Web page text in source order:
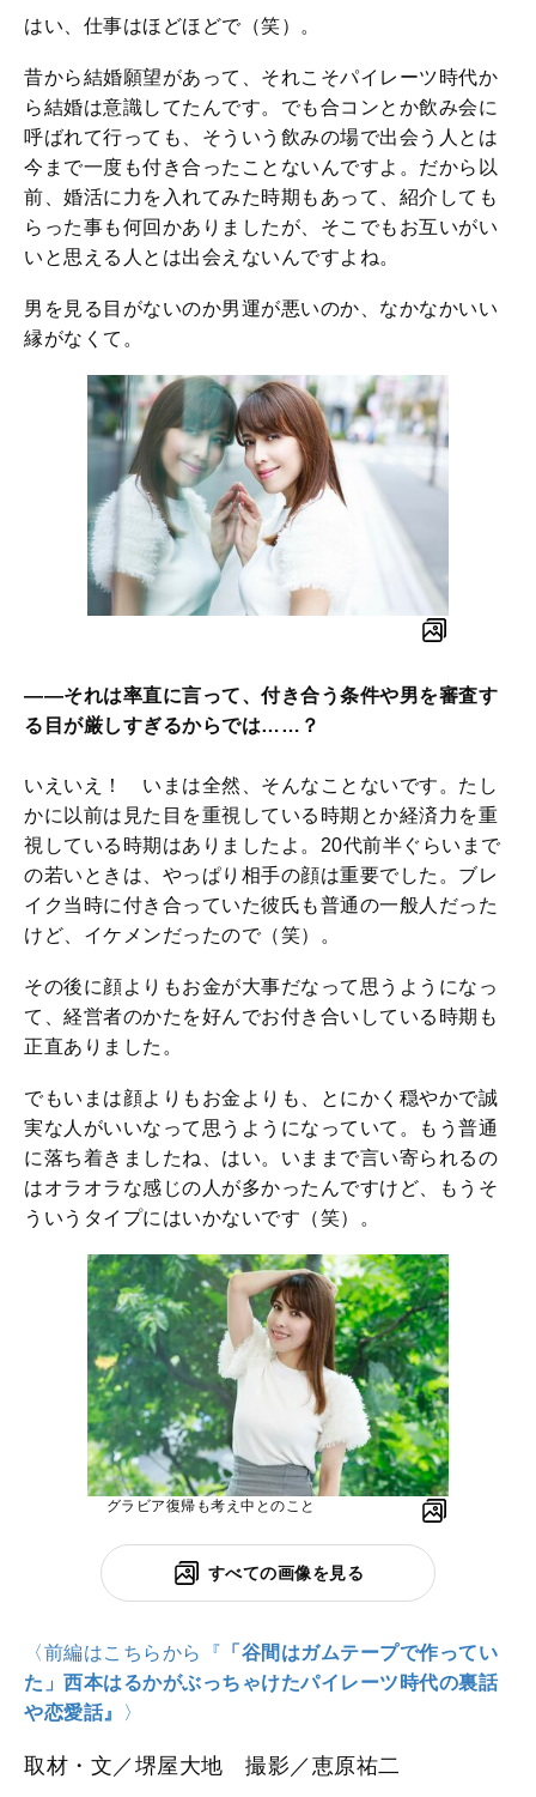
はい、仕事はほどほどで（笑）。
昔から結婚願望があって、それこそパイレーツ時代か
ら結婚は意識してたんです。でも合コンとか飲み会に
呼ばれて行っても、そういう飲みの場で出会う人とは
今まで一度も付き合ったことないんですよ。だから以
前、婚活に力を入れてみた時期もあって、紹介しても
らった事も何回かありましたが、そこでもお互いがい
いと思える人とは出会えないんですよね。
男を見る目がないのか男運が悪いのか、なかなかいい
縁がなくて。
――それは率直に言って、付き合う条件や男を審査す
る目が厳しすぎるからでは……？
いえいえ！ いまは全然、そんなことないです。たし
かに以前は見た目を重視している時期とか経済力を重
視している時期はありましたよ。20代前半ぐらいまで
の若いときは、やっぱり相手の顔は重要でした。ブレ
イク当時に付き合っていた彼氏も普通の一般人だった
けど、イケメンだったので（笑）。
その後に顔よりもお金が大事だなって思うようになっ
て、経営者のかたを好んでお付き合いしている時期も
正直ありました。
でもいまは顔よりもお金よりも、とにかく穏やかで誠
実な人がいいなって思うようになっていて。もう普通
に落ち着きましたね、はい。いままで言い寄られるの
はオラオラな感じの人が多かったんですけど、もうそ
ういうタイプにはいかないです（笑）。
グラビア復帰も考え中とのこと
すべての画像を見る
〈前編はこちらから『 「谷間はガムテープで作ってい
た」西本はるかがぶっちゃけたパイレーツ時代の裏話
や恋愛話』
〉
取材・文／堺屋大地 撮影／恵原祐二